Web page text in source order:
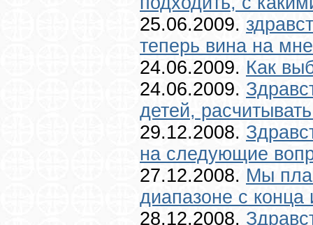
25.06.2009.
теперь вина на
24.06.2009. Как
24.06.2009.
детей,
29.12.2008.
на следующие
27.12.2008. Мы
диапазоне с конца
28.12.2008.